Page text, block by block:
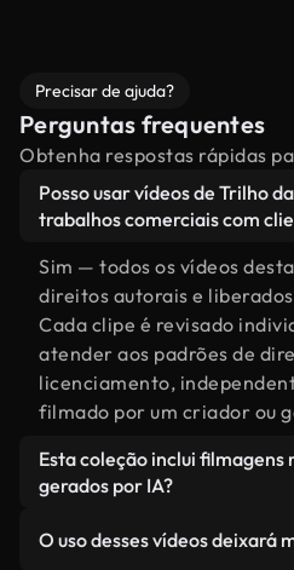
Precisar de ajuda?
Perguntas frequentes
Obtenha respostas rápidas
Posso usar vídeos de Trilho
trabalhos comerciais com
Sim — todos os vídeos
direitos autorais e
Cada clipe é revisado
atender aos padrões de
licenciamento,
filmado por um criador ou
Esta coleção inclui filmagens
gerados por IA?
por filmagens reais, feitas
O uso desses vídeos deixará